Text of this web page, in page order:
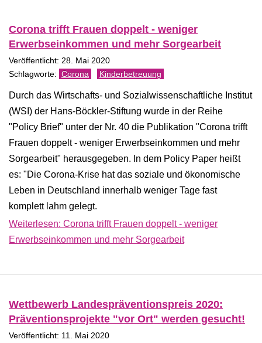
Corona trifft Frauen doppelt - weniger
Erwerbseinkommen und mehr Sorgearbeit
Veröffentlicht: 28. Mai 2020
Corona Kinderbetreuung
Durch das Wirtschafts- und Sozialwissenschaftliche Institut
(WSI) der Hans-Böckler-Stiftung wurde in der Reihe
"Policy Brief" unter der Nr. 40 die Publikation "Corona trifft
Frauen doppelt - weniger Erwerbseinkommen und mehr
Sorgearbeit" herausgegeben. In dem Policy Paper heißt
es: "Die Corona-Krise hat das soziale und ökonomische
Leben in Deutschland innerhalb weniger Tage fast
komplett lahm gelegt.
Weiterlesen: Corona trifft Frauen doppelt - weniger
Erwerbseinkommen und mehr Sorgearbeit
Wettbewerb Landespräventionspreis 2020:
Präventionsprojekte "vor Ort" werden gesucht!
Veröffentlicht: 11. Mai 2020